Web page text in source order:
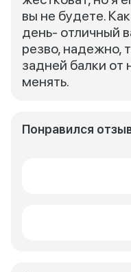
вы не будете.
день- отличный
резво, надежно,
задней балки от
менять.
Понравился